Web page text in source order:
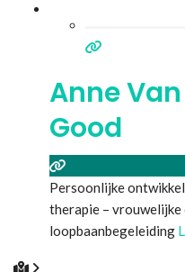
Anne
Good
Persoonlijke
therapie – vrouwelijke
loopbaanbegeleiding